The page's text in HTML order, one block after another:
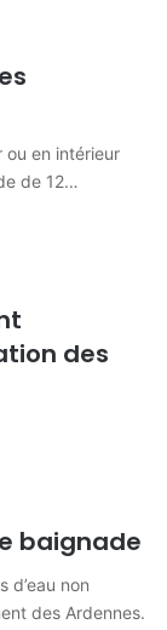
ou en intérieur
de 12…
des
baignade
d’eau non
des Ardennes.